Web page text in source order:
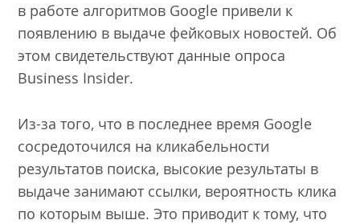
в работе алгоритмов Google привели к
появлению в выдаче фейковых новостей. Об
этом свидетельствуют данные опроса
Business Insider.
Из-за того, что в последнее время Google
сосредоточился на кликабельности
результатов поиска, высокие результаты в
выдаче занимают ссылки, вероятность клика
по которым выше. Это приводит к тому, что